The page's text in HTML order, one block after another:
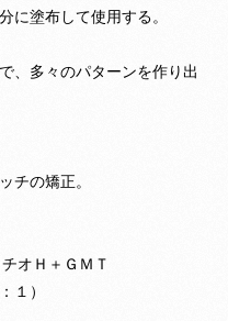
に塗布して使用する。
、多々のパターンを作り出
チの矯正。
オＨ＋ＧＭＴ
１）